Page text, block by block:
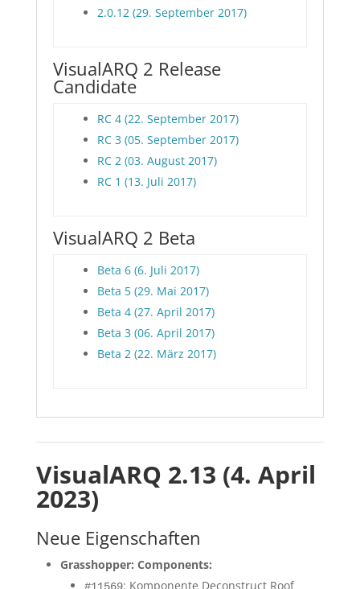
2.0.12 (29. September 2017)
VisualARQ 2 Release
Candidate
RC 4 (22. September 2017)
RC 3 (05. September 2017)
RC 2 (03. August 2017)
RC 1 (13. Juli 2017)
VisualARQ 2 Beta
Beta 6 (6. Juli 2017)
Beta 5 (29. Mai 2017)
Beta 4 (27. April 2017)
Beta 3 (06. April 2017)
Beta 2 (22. März 2017)
VisualARQ 2.13 (4. April
2023)
Neue Eigenschaften
Grasshopper: Components:
: Komponente Deconstruct Roof